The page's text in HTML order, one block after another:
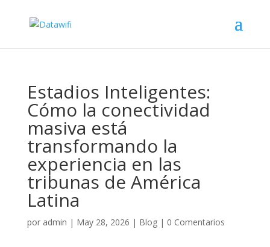
Estadios Inteligentes:
Cómo la conectividad
masiva está
transformando la
experiencia en las
tribunas de América
Latina
por admin | May 28, 2026 | Blog| 0 Comentarios